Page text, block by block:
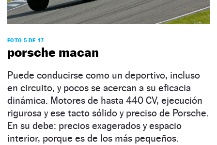
FOTO 5 DE 17
porsche macan
Puede conducirse como un deportivo, incluso
en circuito, y pocos se acercan a su eficacia
dinámica. Motores de hasta 440 CV, ejecución
rigurosa y ese tacto sólido y preciso de Porsche.
En su debe: precios exagerados y espacio
interior, porque es de los más pequeños.